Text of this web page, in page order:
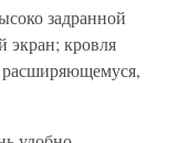
задранной
кровля
расширяющемуся,